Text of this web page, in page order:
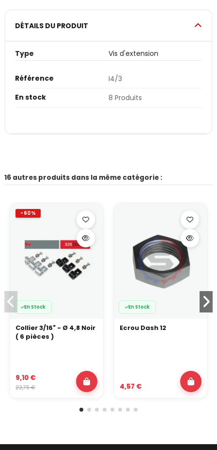
DÉTAILS DU PRODUIT
Type Vis d'extension
Référence
I4/3
En stock
8 Produits
16 autres produits dans la même catégorie :
-60%
En Stock
Collier 3/16" - Ø 4,8 Noir
( 6 pièces )
9,10 €
22,75 €
En Stock
Ecrou Dash 12
4,57 €